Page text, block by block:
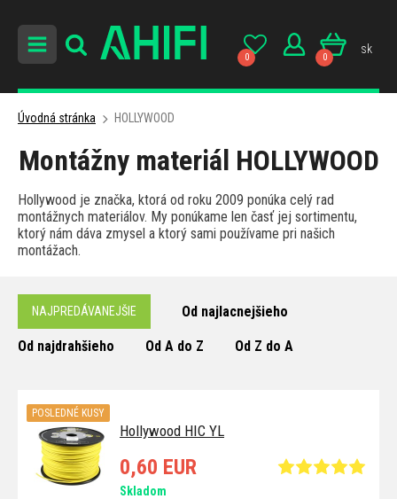
0 0
sk
Úvodná stránka HOLLYWOOD
Montážny materiál HOLLYWOOD
Hollywood je značka, ktorá od roku 2009 ponúka celý rad
montážnych materiálov. My ponúkame len časť jej sortimentu,
ktorý nám dáva zmysel a ktorý sami používame pri našich
montážach.
NAJPREDÁVANEJŠIE Od najlacnejšieho
Od najdrahšieho Od A do Z Od Z do A
Hollywood HIC YL
POSLEDNÉ KUSY
0,60 EUR
Skladom